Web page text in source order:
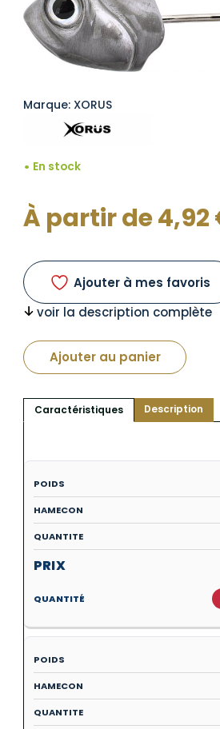
Marque: XORUS
En stock
À partir de4,92
Ajouter à mes favoris
voir la description complète
Ajouter au panier
Caractéristiques Description